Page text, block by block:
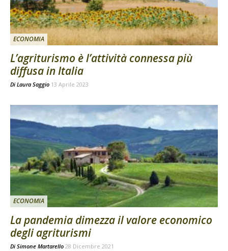
ECONOMIA
L’agriturismo è l’attività connessa più
diffusa in Italia
Di Laura Saggio 13 Aprile 2023
ECONOMIA
La pandemia dimezza il valore economico
degli agriturismi
Di Simone Martarello 28 Dicembre 2021